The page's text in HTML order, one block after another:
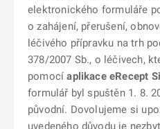
elektronického formuláře
o zahájení, přerušení,
léčivého přípravku na trh
378/2007 Sb., o léčivech,
pomocíaplikace eRecept
formulář byl spuštěn 1. 8.
původní. Dovolujeme si
uvedeného důvodu je